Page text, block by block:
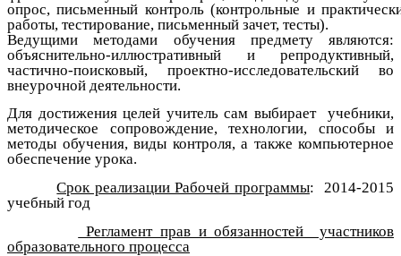
опрос, письменный контроль (контрольные и
работы, тестирование, письменный зачет, тесты).
Ведущими методами обучения предмету являются:
объяснительно-иллюстративный и репродуктивный,
частично-поисковый, проектно-исследовательский во
внеурочной деятельности.
Для достижения целей учитель сам выбирает учебники,
методическое сопровождение, технологии, способы и
методы обучения, виды контроля, а также компьютерное
обеспечение урока.
Срок реализации Рабочей программы: 2014-2015
учебный год
Регламент прав и обязанностей участников
образовательного процесса